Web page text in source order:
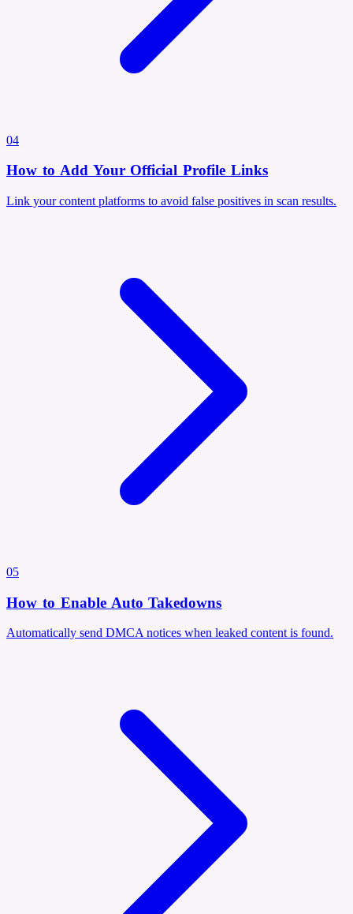
04
How to Add Your Official Profile Links
Link your content platforms to avoid false positives in scan results.
05
How to Enable Auto Takedowns
Automatically send DMCA notices when leaked content is found.